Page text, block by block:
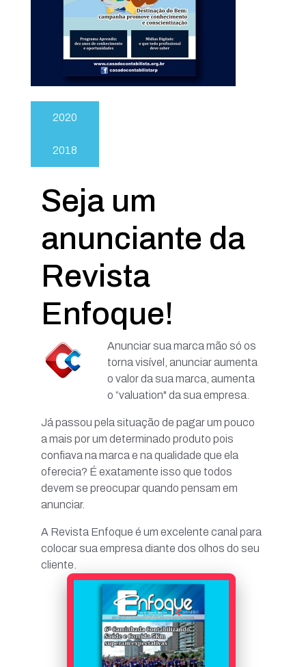
2020
2018
Seja um
anunciante da
Revista
Enfoque!
Anunciar sua marca mão só os
torna visível, anunciar aumenta
o valor da sua marca, aumenta
o “valuation" da sua empresa.
Já passou pela situação de pagar um pouco
a mais por um determinado produto pois
confiava na marca e na qualidade que ela
oferecia? É exatamente isso que todos
devem se preocupar quando pensam em
anunciar.
A Revista Enfoque é um excelente canal para
colocar sua empresa diante dos olhos do seu
cliente.